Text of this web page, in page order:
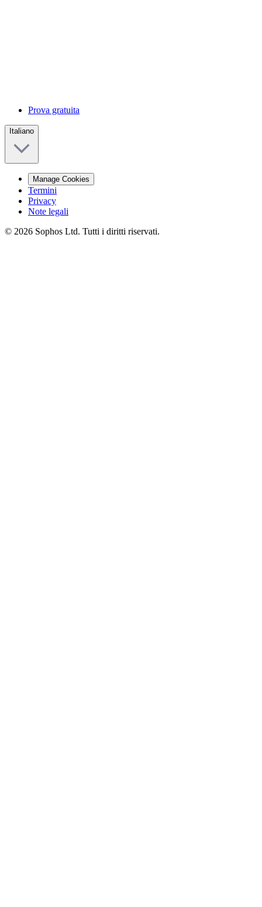
Prova gratuita
Italiano
Manage Cookies
Termini
Privacy
Note legali
© 2026 Sophos Ltd. Tutti i diritti riservati.